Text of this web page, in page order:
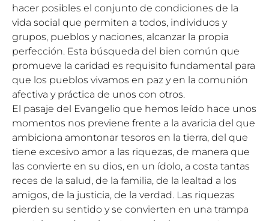
hacer posibles el conjunto de condiciones de la
vida social que permiten a todos, individuos y
grupos, pueblos y naciones, alcanzar la propia
perfección. Esta búsqueda del bien común que
promueve la caridad es requisito fundamental para
que los pueblos vivamos en paz y en la comunión
afectiva y práctica de unos con otros.
El pasaje del Evangelio que hemos leído hace unos
momentos nos previene frente a la avaricia del que
ambiciona amontonar tesoros en la tierra, del que
tiene excesivo amor a las riquezas, de manera que
las convierte en su dios, en un ídolo, a costa tantas
reces de la salud, de la familia, de la lealtad a los
amigos, de la justicia, de la verdad. Las riquezas
pierden su sentido y se convierten en una trampa